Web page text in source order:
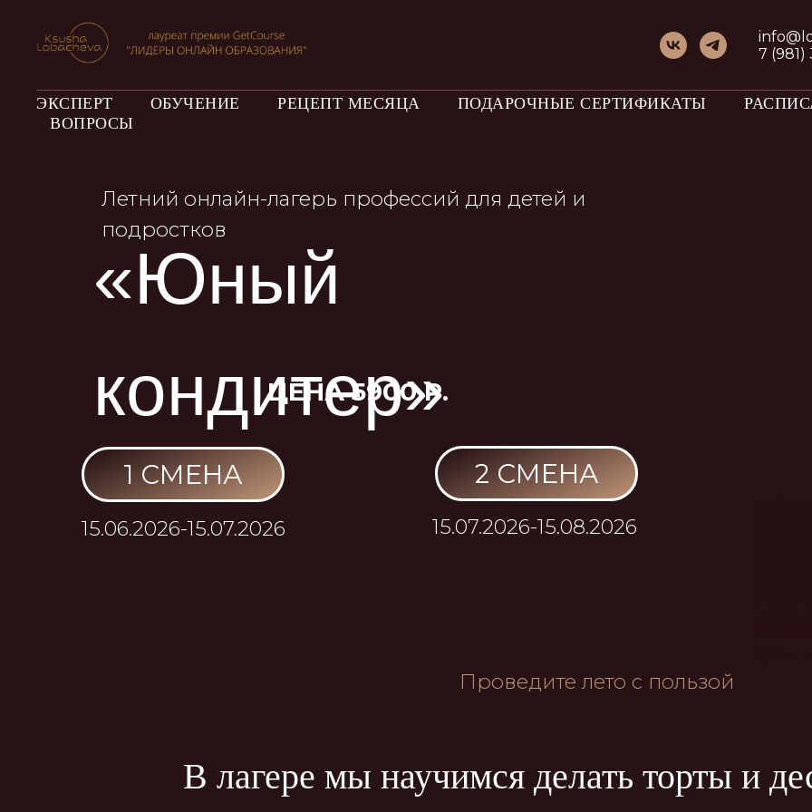
7 (981)
ЭКСПЕРТ ОБУЧЕНИЕ РЕЦЕПТ МЕСЯЦА ПОДАРОЧНЫЕ СЕРТИФИКАТЫ
ВОПРОСЫ
подростков
15.06.2026-15.07.2026 15.07.2026-15.08.2026
«Юный
1 СМЕНА
В лагере мы научимся делать торты и десерты
Печенье сахарное «Волшебный лес»
Кексы с шоколадными
«Солнышко»